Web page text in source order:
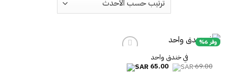
وفر 6%
في خندق واحد
69.00
السعر
65.00 السعر
الحالي